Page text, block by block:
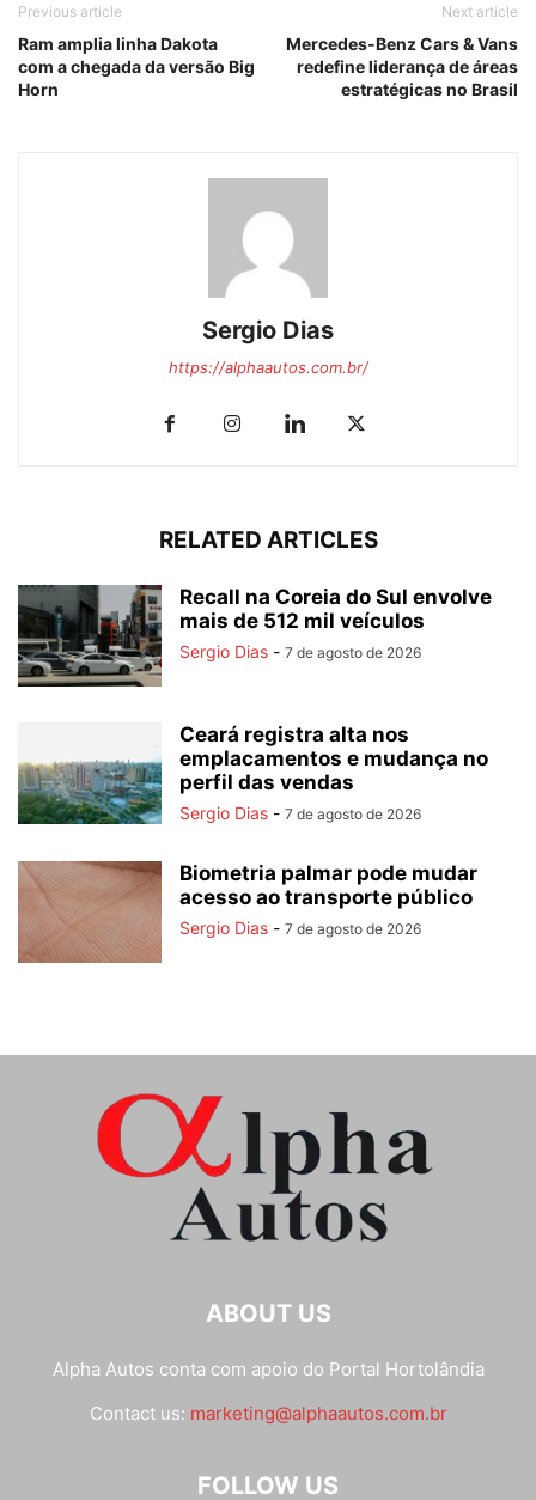
Previous article
Ram amplia linha Dakota
com a chegada da versão Big
Horn
Next article
Mercedes-Benz Cars & Vans
redefine liderança de áreas
estratégicas no Brasil
Sergio Dias
https://alphaautos.com.br/
RELATED ARTICLES
Recall na Coreia do Sul envolve
mais de 512 mil veículos
Sergio Dias - 7 de agosto de 2026
Ceará registra alta nos
emplacamentos e mudança no
perfil das vendas
Sergio Dias - 7 de agosto de 2026
Biometria palmar pode mudar
acesso ao transporte público
Sergio Dias - 7 de agosto de 2026
ABOUT US
Alpha Autos conta com apoio do Portal Hortolândia
Contact us: marketing@alphaautos.com.br
FOLLOW US